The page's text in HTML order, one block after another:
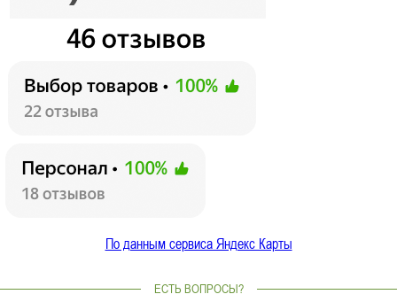
По данным сервиса Яндекс Карты
ЕСТЬ ВОПРОСЫ?